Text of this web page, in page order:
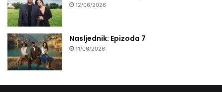
12/06/2026
Nasljednik: Epizoda 7
11/06/2026